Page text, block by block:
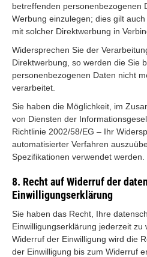
betreffenden personenbezogenen
Werbung einzulegen; dies gilt
mit solcher Direktwerbung in
Widersprechen Sie der
Direktwerbung, so werden die Sie
personenbezogenen Daten nicht
verarbeitet.
Sie haben die Möglichkeit, im
von Diensten der
Richtlinie 2002/58/EG – Ihr
automatisierter Verfahren
Spezifikationen verwendet werden.
8. Recht auf Widerruf der
Einwilligungserklärung
Sie haben das Recht, Ihre
Einwilligungserklärung jederzeit zu
Widerruf der Einwilligung wird die
der Einwilligung bis zum Widerruf